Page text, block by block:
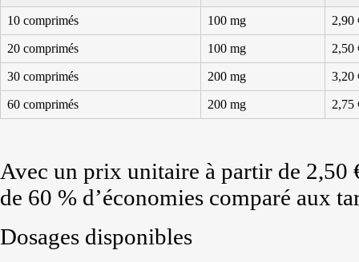
10 comprimés 100 mg 2,90
20 comprimés 100 mg 2,50
30 comprimés 200 mg 3,20
60 comprimés 200 mg 2,75
Avec un prix unitaire à partir de 2,50
de 60 % d’économies comparé aux
Dosages disponibles